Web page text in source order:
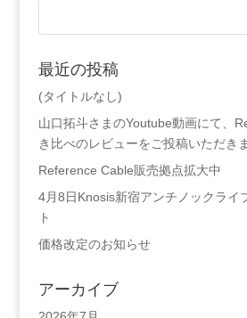
最近の投稿
(タイトルなし)
山口拓斗さまのYoutube動画にて、
き比べのレビューをご投稿いただき
Reference Cable販売拠点拡大中
4月8日Knosis新宿アンチノックライ
ト
価格改定のお知らせ
アーカイブ